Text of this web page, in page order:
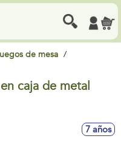
de mesa
caja de metal
7 años